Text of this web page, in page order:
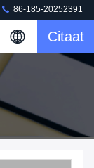
86-185-20252391
Citaat